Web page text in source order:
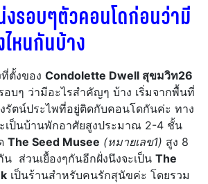
รอบๆตัวคอนโดก่อนว่ามี
ไหนกันบ้าง
ตั้งของ Condolette Dwell สุขมวิท26
บๆ ว่ามีอะไรสำคัญๆ บ้าง เริ่มจากพื้นที่
ตน์ประไพที่อยู่ติดกับคอนโดกันค่ะ ทาง
เป็นบ้านพักอาศัยสูงประมาณ 2-4 ชั้น
The Seed Musee (หมายเลข1) สูง 8
ส่วนเยื้องๆกันอีกฝั่งนึงจะเป็น The
เป็นร้านสำหรับคนรักสุนัขค่ะ โดยรวม